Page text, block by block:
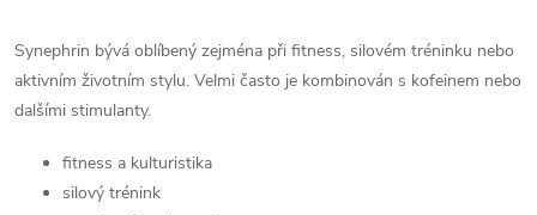
Synephrin bývá oblíbený zejména při fitness, silovém tréninku nebo
aktivním životním stylu. Velmi často je kombinován s kofeinem nebo
dalšími stimulanty.
fitness a kulturistika
silový trénink